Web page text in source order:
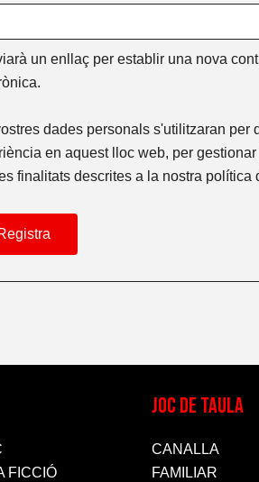
un enllaç per establir una nova
dades personals s'utilitzaran per
en aquest lloc web, per
finalitats descrites a la nostra política
FICCIÓ
JOC DE TAULA
CANALLA
FAMILIAR